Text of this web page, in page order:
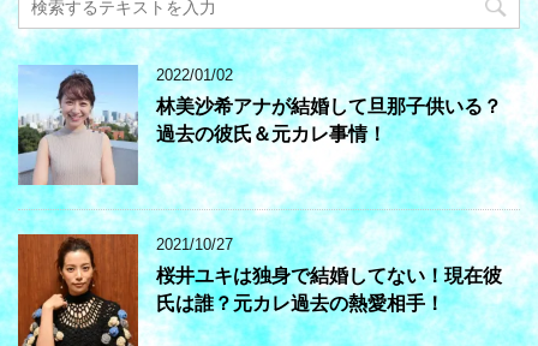
2022/01/02
林美沙希アナが結婚して旦那子供いる？
過去の彼氏＆元カレ事情！
2021/10/27
桜井ユキは独身で結婚してない！現在彼
氏は誰？元カレ過去の熱愛相手！